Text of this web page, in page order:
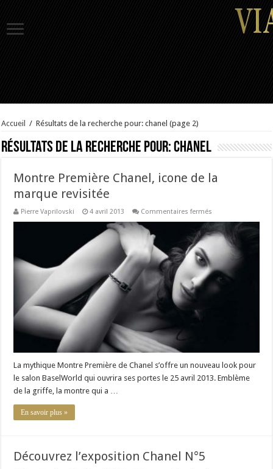
Accueil / Résultats de la recherche pour: chanel (page 2)
Résultats de la recherche pour:chanel
Montre Première Chanel, icone de la
marque revisitée
Pierre Vaprilovski 4 avril 2013 Commentaires fermés
Première
Chanel,
icone
la
marque
revisitée
La mythique Montre Première de Chanel s’offre un nouveau look pour
le salon BaselWorld qui ouvrira ses portes le 25 avril 2013. Emblème
de la griffe, la montre qui a …
En savoir plus »
Découvrez l’exposition Chanel N°5